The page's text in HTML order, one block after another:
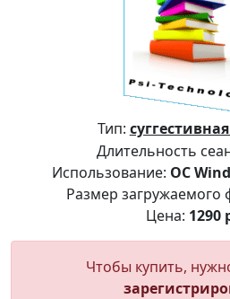
Тип:
Длительность
Использование: ОС
Размер загружаемого
Цена: 1290
Чтобы купить,